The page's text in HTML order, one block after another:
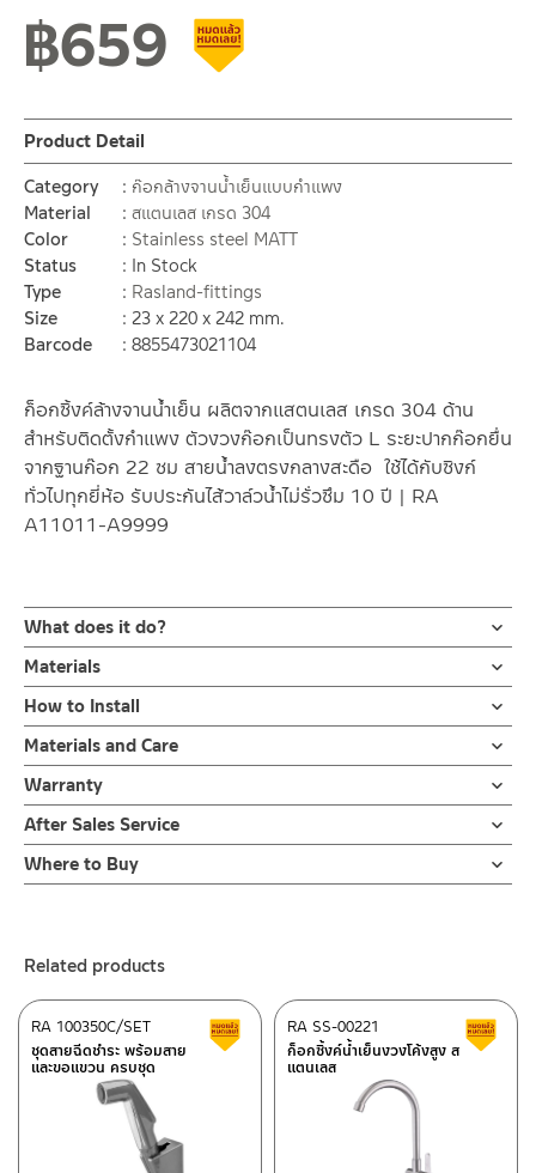
฿659
ก็อกซิ้งค์ล้างจานน้ำเย็น ผลิตจากแสตนเลส เกรด 304 ด้าน
สำหรับติดตั้งกำแพง ตัวงวงก๊อกเป็นทรงตัว L ระยะปากก๊อกยื่น
จากฐานก๊อก 22 ซม สายน้ำลงตรงกลางสะดือ ใช้ได้กับซิงก์
ทั่วไปทุกยี่ห้อ รับประกันไส้วาล์วน้ำไม่รั่วซึม 10 ปี | RA
A11011-A9999
Product Detail
Category
ก๊อกล้างจานน้ำเย็นแบบกำแพง
Material
สแตนเลส เกรด 304
Color
Stainless steel MATT
Status
In Stock
Type
Rasland-fittings
Size
23 x 220 x 242 mm.
Barcode
8855473021104
What does it do?
ก๊อกซิ้งค์น้ำเย็น ล้างจาน ผลิตจากสแตนเลส เกรด 304 ด้าน แบบติด
ตั้งกำแพง ออกแบบให้งวงก๊อกเป็นทรงตัว L ก้านเปิด-ปิดแบบก้าน
ปัด มาพร้อมฝาครอบ รับประกันวาล์วน้ำไม่รั่วซึม 10 ปี
ก็อกซิ้งค์ล้างจาน ทรงตัว L แบบติดตั้งกำแพง ผลิตจากสแตนเลส เกรด
304 ด้าน ทนทานแข็งแรง ต้านการกัดกร่อนสูง และไม่ขึ้นสนิม ไม่เป็น
รอยคราบน้ำ ออกแบบงวงก๊อกให้เป็นทรงตัว L สามารถปรับสวิง ซ้าย-
ขวา ได้ ทำให้การล้างจานนั้นง่ายขึ้น สะดวกต่อการใช้งานในห้องครัว เพื่อ
การล้างสิ่งของหรือภาชนะเป็นเรื่องง่ายและสะดวกมากยิ่งขึ้น เพื่อ
เป็นการยืนยันความคงทนของวาล์วน้ำ จึงกล้ารับประกัน 10 ปี เต็ม
Materials
ตัวก๊อก
ผลิตจากสแตนเลส 304
How to Install
ข้อแนะนำในการติดตั้ง
ฝักบัว และ ชุดสายฉีดชำระ
สำหรับการติดตั้งใหม่ ให้ไล่ฝุ่น เศษทราย เศษท่อ ออกจากท่อน้ำก่อนติด
ตั้งสินค้า โดยปล่อยน้ำให้ไหลออกจากท่อนาน 1 นาที เพื่อให้แรงน้ำพัด
พาเศษละอองต่างๆ ออกจากท่อน้ำ มิเช่นนั้นสิ่งสกปรกจะเข้าไปภายใน
สินค้าและสร้างความเสียหายได้ หากตรวจพบเศษละอองต่างๆในสินค้า
จะไม่อยู่ในเงื่อนไขการรับประกัน
Materials and Care
คำแนะนำในการดูแลรักษาผลิตภัณฑ์
1. ไม่ทำสินค้าให้เกิดความเสียหายอื่น ๆ นอกจากการใช้งานปกติ เช่นไม่
ทำตก ไม่งัดหรือโยกสินค้าแรงๆ
2. ทำความสะอาดสินค้าโดยการใช้ผ้านุ่มๆชุบน้ำหมาดๆแล้วเช็ดให้แห้ง
3. ห้ามใช้สารเคมีที่มีฤทธิ์เป็นกรด ในการทำความสะอาด เนื่องจากผิว
บนตัวสินค้า ซึ่งจะสร้างความเสียหายให้เกิดขึ้นกับผิวของสินค้าได้
Warranty
รับประกันไส้วาล์ว ไม่รั่วซึม 10 ปี
After Sales Service
Online Platform
– Email: contact@charnpaiboon.com
After Sales Service Center – Bangkok
Where to Buy
–Shopee
–Lazada
–ซื้อสินค้าชิ้นนี้บน Shopee>> Click Here<<
–ซื้อสินค้าชิ้นนี้บน Lazada Click Here<<
ติดต่อพนักงานขาย / Contact Sales Staff
Tel: 02-285-5795
Related products
ชุดสายฉีดชำระ พร้อมสาย
และขอแขวน ครบชุด
RA 100350C/SET Clearance sale
ก็อกซิ้งค์น้ำเย็นงวงโค้งสูง ส
แตนเลส
RA SS-00221